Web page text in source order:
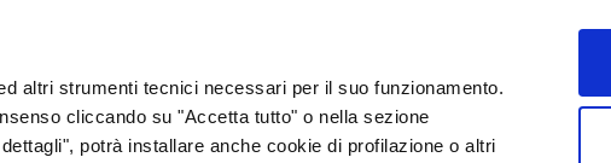
altri strumenti tecnici necessari per il suo funzionamento.
cliccando su "Accetta tutto" o nella sezione
potrà installare anche cookie di profilazione o altri
Sedi Locali